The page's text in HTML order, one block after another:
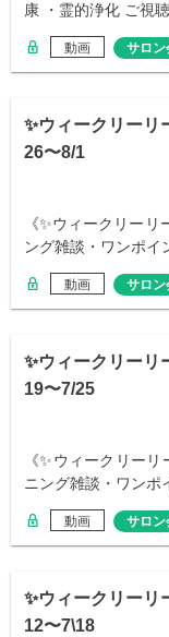
康 ・霊的浄化 ご視
動画 サロン
✨ウィークリーリ
26〜8/1
《✨ウィークリー
ング雑談・ワンポイ
動画 サロン
✨ウィークリーリ
19〜7/25
《✨ウィークリー
ニング雑談・ワンポ
動画 サロン
✨ウィークリーリ
12〜7\18